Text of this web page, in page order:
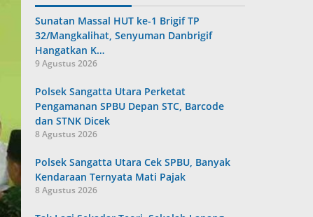
Sunatan Massal HUT ke-1 Brigif TP
32/Mangkalihat, Senyuman Danbrigif
Hangatkan K…
9 Agustus 2026
Polsek Sangatta Utara Perketat
Pengamanan SPBU Depan STC, Barcode
dan STNK Dicek
8 Agustus 2026
Polsek Sangatta Utara Cek SPBU, Banyak
Kendaraan Ternyata Mati Pajak
8 Agustus 2026